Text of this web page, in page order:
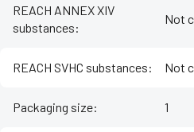
REACH ANNEX XIV
substances:
Not
REACH SVHC substances: Not
Packaging size: 1